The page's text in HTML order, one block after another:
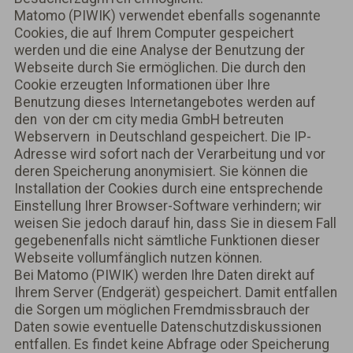
Matomo (PIWIK) verwendet ebenfalls sogenannte
Cookies, die auf Ihrem Computer gespeichert
werden und die eine Analyse der Benutzung der
Webseite durch Sie ermöglichen. Die durch den
Cookie erzeugten Informationen über Ihre
Benutzung dieses Internetangebotes werden auf
den von der cm city media GmbH betreuten
Webservern in Deutschland gespeichert. Die IP-
Adresse wird sofort nach der Verarbeitung und vor
deren Speicherung anonymisiert. Sie können die
Installation der Cookies durch eine entsprechende
Einstellung Ihrer Browser-Software verhindern; wir
weisen Sie jedoch darauf hin, dass Sie in diesem Fall
gegebenenfalls nicht sämtliche Funktionen dieser
Webseite vollumfänglich nutzen können.
Bei Matomo (PIWIK) werden Ihre Daten direkt auf
Ihrem Server (Endgerät) gespeichert. Damit entfallen
die Sorgen um möglichen Fremdmissbrauch der
Daten sowie eventuelle Datenschutzdiskussionen
entfallen. Es findet keine Abfrage oder Speicherung